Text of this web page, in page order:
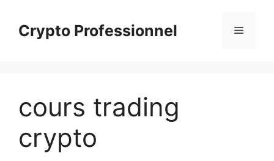
contenuCrypto Professionnel Menu
cours trading
crypto